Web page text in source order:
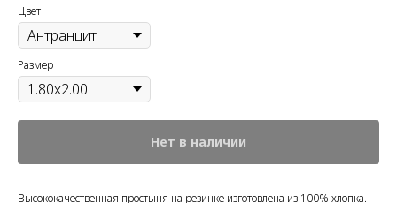
Цвет
Размер
Нет в наличии
Высококачественная простыня на резинке изготовлена из 100% хлопка.